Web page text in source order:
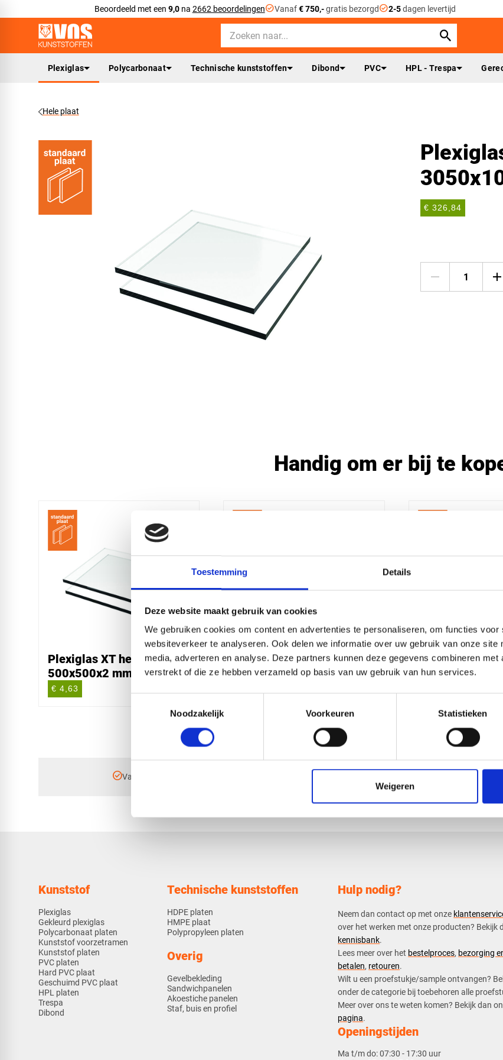
Toestemming Details
Deze website maakt gebruik van cookies
We gebruiken cookies om content en advertenties te personaliseren, om functies voor
websiteverkeer te analyseren. Ook delen we informatie over uw gebruik van onze site
media, adverteren en analyse. Deze partners kunnen deze gegevens combineren met
verstrekt of die ze hebben verzameld op basis van uw gebruik van hun services.
Noodzakelijk
Voorkeuren Statistieken
Weigeren
Beoordeeld met een 9,0na 2662 beoordelingencheck_circleVanaf€ 750,-gratis bezorgdcheck_circle2-5dagen levertijd
Plexiglas Polycarbonaat Technische kunststoffen Dibond PVC HPL - Trespa
Hele plaat
€ 326,84
Handig om er bij te
Plexiglas XT helder
500x500x2 mm
€ 4,63
Plexiglas XT helder
3050x2050x2 mm
Plexiglas XT
3050x1000x2
check_circleVanaf
Kunststof
Plexiglas
Gekleurd plexiglas
Polycarbonaat platen
Kunststof voorzetramen
Kunststof platen
PVC platen
Hard PVC plaat
Geschuimd PVC plaat
HPL platen
Trespa
Dibond
Technische kunststoffen
HDPE platen
HMPE plaat
Polypropyleen platen
Overig
Gevelbekleding
Sandwichpanelen
Akoestiche panelen
Staf, buis en profiel
Hulp nodig?
Neem dan contact op met onze
over het werken met onze producten? Bekijk
kennisbank.
​Lees meer over het bestelproces, bezorging
betalen, retouren.​
​Wilt u een proefstukje/sample ontvangen?
onder de categorie bij toebehoren alle
​​Meer over ons te weten komen? Bekijk dan
pagina.
Openingstijden
Ma t/m do:07:30 - 17:30 uur